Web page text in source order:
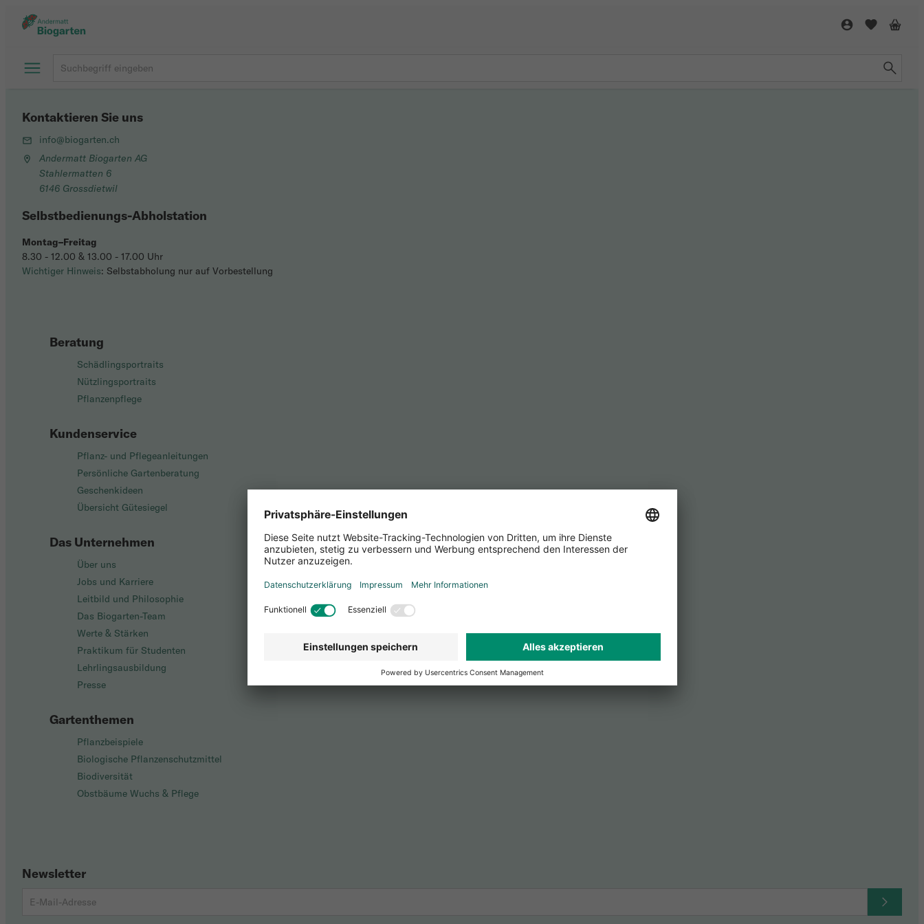
Beratung
Schädlingsportraits
Nützlingsportraits
Pflanzenpflege
Kundenservice
Pflanz- und Pflegeanleitungen
Persönliche Gartenberatung
Geschenkideen
Übersicht Gütesiegel
Das Unternehmen
Über uns
Jobs und Karriere
Leitbild und Philosophie
Das Biogarten-Team
Werte & Stärken
Praktikum für Studenten
Lehrlingsausbildung
Presse
Gartenthemen
Pflanzbeispiele
Biologische Pflanzenschutzmittel
Biodiversität
Obstbäume Wuchs & Pflege
Newsletter
Kontaktieren Sie uns
info@biogarten.ch
Andermatt Biogarten AG
Stahlermatten 6
6146 Grossdietwil
Selbstbedienungs-Abholstation
Montag–Freitag
8.30 - 12.00 & 13.00 - 17.00 Uhr
Wichtiger Hinweis: Selbstabholung nur auf Vorbestellung